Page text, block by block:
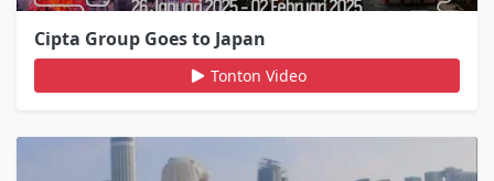
Cipta Group Goes to Japan
Tonton Video